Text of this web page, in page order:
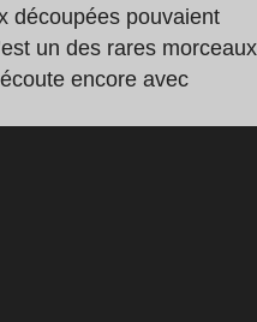
découpées pouvaient
un des rares morceaux
encore avec